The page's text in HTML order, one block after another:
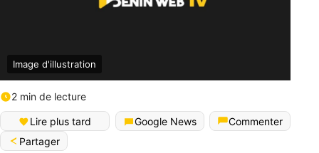
Image d'illustration
2 min de lecture
Lire plus tard Google News
Commenter
Partager